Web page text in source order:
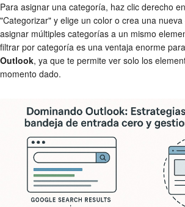
Para asignar una categoría, haz clic derecho
"Categorizar" y elige un color o crea una
asignar múltiples categorías a un mismo
filtrar por categoría es una ventaja enorme
Outlook, ya que te permite ver solo los
momento dado.